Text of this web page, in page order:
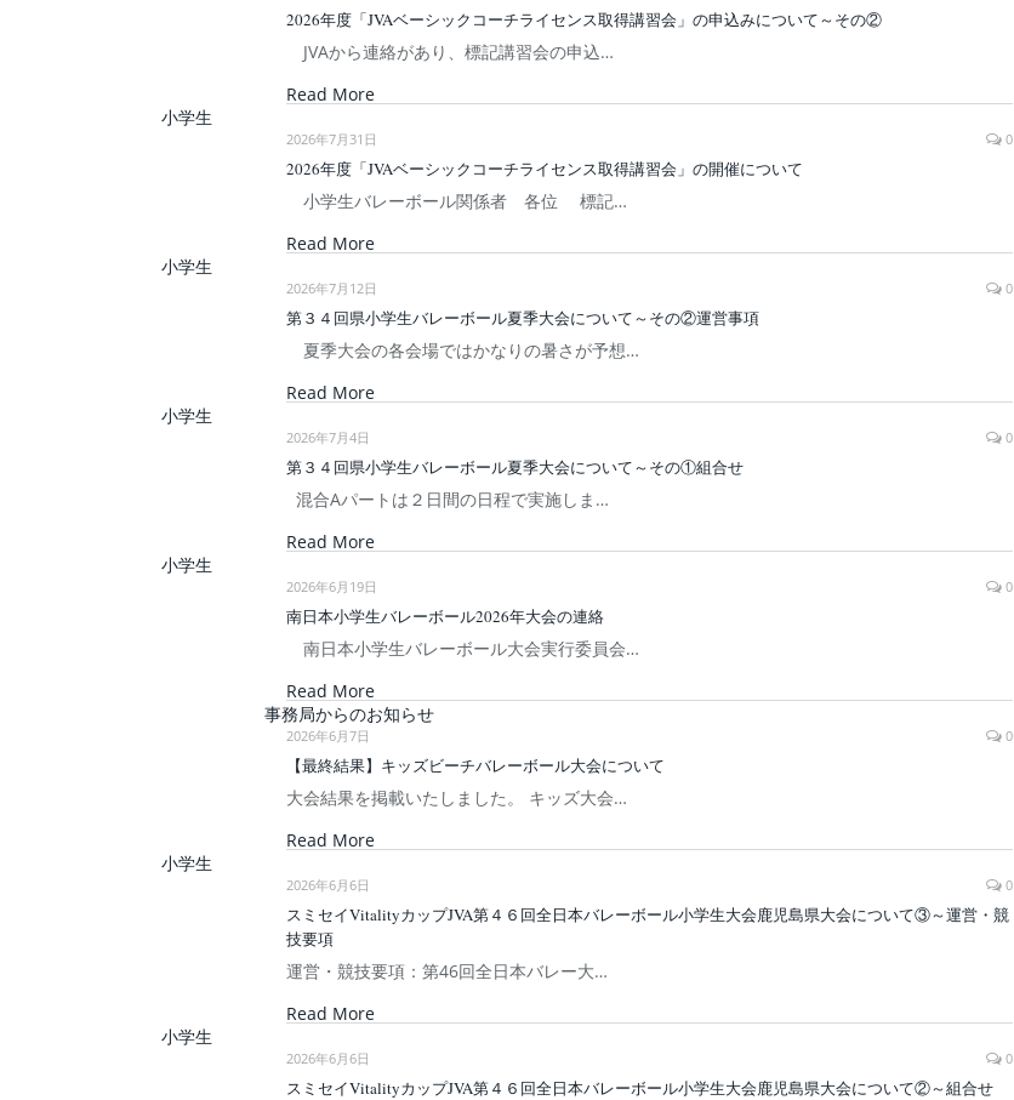
2026年度「JVAベーシックコーチライセンス取得講習会」の申込みについて～その②
JVAから連絡があり、標記講習会の申込…
Read More
小学生
2026年7月31日 0
2026年度「JVAベーシックコーチライセンス取得講習会」の開催について
小学生バレーボール関係者 各位 標記…
Read More
小学生
2026年7月12日 0
第３４回県小学生バレーボール夏季大会について～その②運営事項
夏季大会の各会場ではかなりの暑さが予想…
Read More
小学生
2026年7月4日 0
第３４回県小学生バレーボール夏季大会について～その①組合せ
混合Aパートは２日間の日程で実施しま…
Read More
小学生
2026年6月19日 0
南日本小学生バレーボール2026年大会の連絡
南日本小学生バレーボール大会実行委員会…
Read More
事務局からのお知らせ
2026年6月7日 0
【最終結果】キッズビーチバレーボール大会について
大会結果を掲載いたしました。 キッズ大会…
Read More
小学生
2026年6月6日 0
スミセイVitalityカップJVA第４６回全日本バレーボール小学生大会鹿児島県大会について③～運営・競
技要項
運営・競技要項：第46回全日本バレー大…
Read More
小学生
2026年6月6日 0
スミセイVitalityカップJVA第４６回全日本バレーボール小学生大会鹿児島県大会について②～組合せ